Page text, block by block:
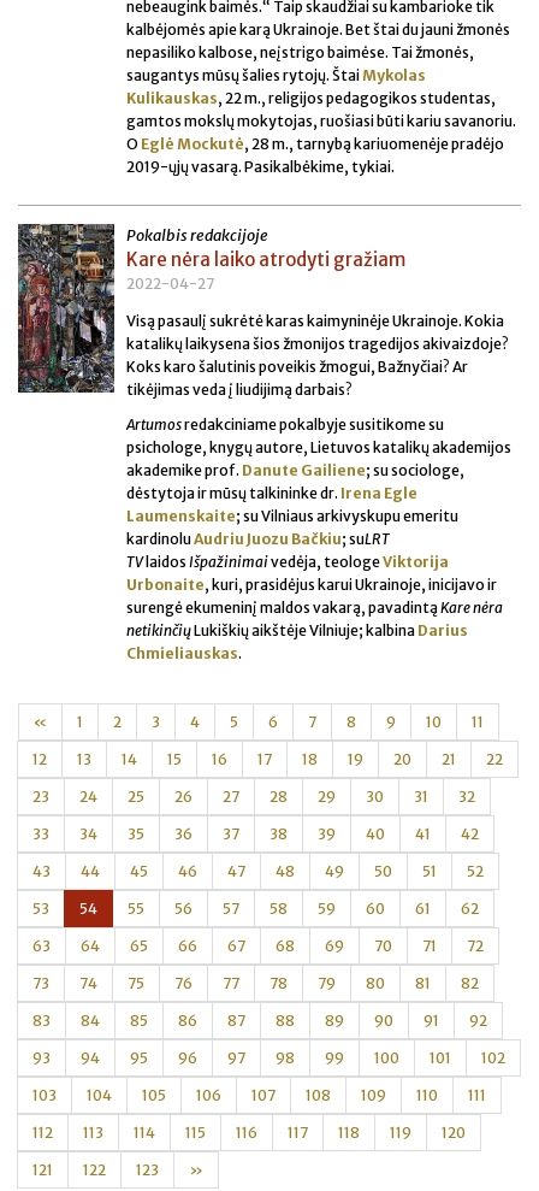
nebeaugink baimės.“ Taip skaudžiai su kambarioke tik
kalbėjomės apie karą Ukrainoje. Bet štai du jauni žmonės
nepasiliko kalbose, neįstrigo baimėse. Tai žmonės,
saugantys mūsų šalies rytojų. ŠtaiMykolas
Kulikauskas, 22 m., religijos pedagogikos studentas,
gamtos mokslų mokytojas, ruošiasi būti kariu savanoriu.
O Eglė Mockutė, 28 m., tarnybą kariuomenėje pradėjo
2019-ųjų vasarą. Pasikalbėkime, tykiai.
Pokalbis redakcijoje
Kare nėra laiko atrodyti gražiam
2022-04-27
Visą pasaulį sukrėtė karas kaimyninėje Ukrainoje. Kokia
katalikų laikysena šios žmonijos tragedijos akivaizdoje?
Koks karo šalutinis poveikis žmogui, Bažnyčiai? Ar
tikėjimas veda į liudijimą darbais?
Artumosredakciniame pokalbyje susitikome su
psichologe, knygų autore, Lietuvos katalikų akademijos
akademike prof. Danute Gailiene; su sociologe,
dėstytoja ir mūsų talkininke dr. Irena Egle
Laumenskaite; su Vilniaus arkivyskupu emeritu
kardinoluAudriu Juozu Bačkiu; suLRT
TV laidos Išpažinimaivedėja, teologeViktorija
Urbonaite, kuri, prasidėjus karui Ukrainoje, inicijavo ir
surengė ekumeninį maldos vakarą, pavadintą Kare nėra
netikinčiųLukiškių aikštėje Vilniuje; kalbina Darius
Chmieliauskas.
« 1 2 3 4 5 6 7 8 9 10 11
12 13 14 15 16 17 18 19 20 21 22
23 24 25 26 27 28 29 30 31 32
33 34 35 36 37 38 39 40 41 42
43 44 45 46 47 48 49 50 51 52
53 54 55 56 57 58 59 60 61 62
63 64 65 66 67 68 69 70 71 72
73 74 75 76 77 78 79 80 81 82
83 84 85 86 87 88 89 90 91 92
93 94 95 96 97 98 99 100 101 102
103 104 105 106 107 108 109 110 111
112 113 114 115 116 117 118 119 120
121 122 123 »